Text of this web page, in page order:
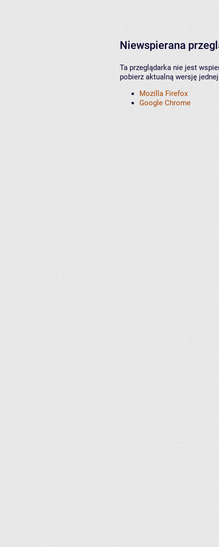
Niewspierana
Ta przeglądarka nie jest
pobierz aktualną wersję
Mozilla Firefox
Google Chrome